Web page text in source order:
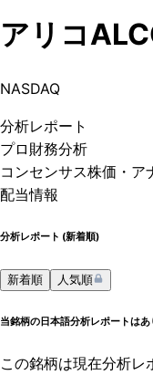
アリコ
NASDAQ
分析レポート
プロ 財務分析
コンセンサス株価 ・
配当情報
分析レポート (新着順)
新着順 人気順
当銘柄の日本語分析レポートはあ
この銘柄は現在分析